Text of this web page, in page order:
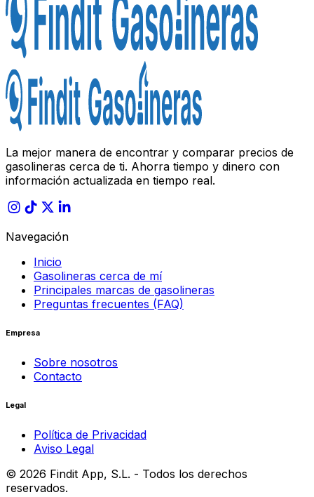
La mejor manera de encontrar y comparar precios de
gasolineras cerca de ti. Ahorra tiempo y dinero con
información actualizada en tiempo real.
Navegación
Inicio
Gasolineras cerca de mí
Principales marcas de gasolineras
Preguntas frecuentes (FAQ)
Empresa
Sobre nosotros
Contacto
Legal
Política de Privacidad
Aviso Legal
© 2026 Findit App, S.L. - Todos los derechos
reservados.